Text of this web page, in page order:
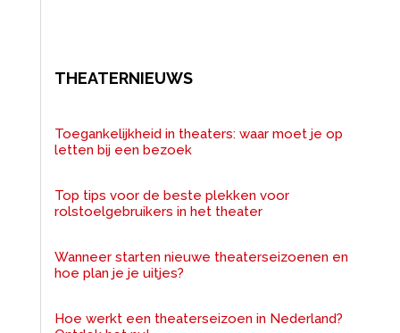
THEATERNIEUWS
Toegankelijkheid in theaters: waar moet je op
letten bij een bezoek
Top tips voor de beste plekken voor
rolstoelgebruikers in het theater
Wanneer starten nieuwe theaterseizoenen en
hoe plan je je uitjes?
Hoe werkt een theaterseizoen in Nederland?